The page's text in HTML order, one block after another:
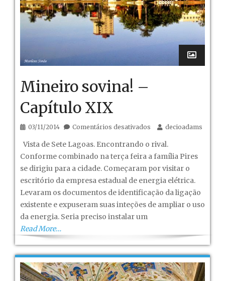
Mineiro sovina! –
Capítulo XIX
03/11/2014 Comentários desativados em
Capítulo
XIX
decioadams
Vista de Sete Lagoas. Encontrando o rival.
Conforme combinado na terça feira a família Pires
se dirigiu para a cidade. Começaram por visitar o
escritório da empresa estadual de energia elétrica.
Levaram os documentos de identificação da ligação
existente e expuseram suas inteções de ampliar o uso
da energia. Seria preciso instalar um
Read More…